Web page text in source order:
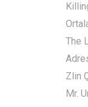
The
Zlin
Mr.